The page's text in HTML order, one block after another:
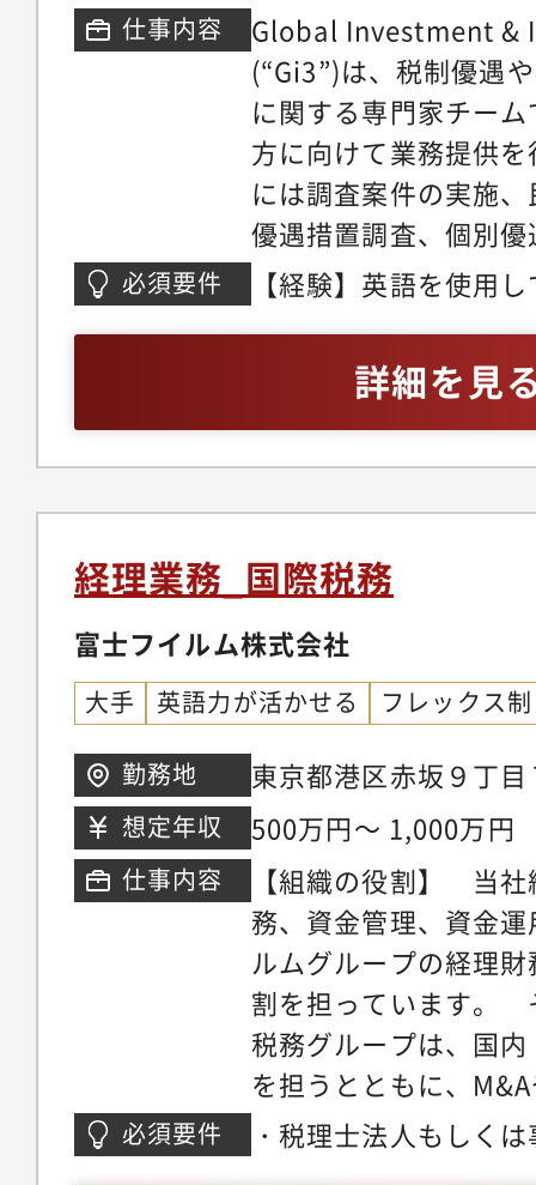
様々なサイズの案件
す。・今後拡大して
チームです。そのた
成長の初期段階から
とが可能です。・弁
と連携して仕事を進
務以外の分野の知見
研鑽につながります
されており、社内基
参加することが可能
やビジネスに関する
連携を円滑にするこ
自由度が比較的高く
り）。税理士試験休
ます。・在宅勤務が
生活のバランスを取
ステップのキャリア
部署名：ファミリー
仕事内容
Global Investment
(“Gi3”)は、税制優遇
に関する専門家チー
方に向けて業務提供
には調査案件の実施
優遇措置調査、個別
ト、制度改正要望サ
トラルの実現）・デ
メーション・経済安
の解決のために政府
す。Gi3は業務の実施
府に、政府の声を民
しています。施策の
は、社会課題・優遇
見を掛け算すること
トの他ビジネス、ま
と連携しながら、日
の解決に貢献します
制に関するアドバイ
控除・助成金などの
援・クライアントの
の策定・国際税務プ
経営に課題を抱えて
制の適応などをクラ
る、社会にインパク
です。【この職種の
的な目標に向けた舵
必須要件
【経験】英語を使用
5年程度お持ちの方
務・税務コンサルテ
語を使っての業務に
積極的に英語を活用
詳細を見
経理業務_国際税務
富士フイルム株式会社
大手 英語力が活かせる フレックス制
勤務地 東京都港区赤坂９丁目
想定年収 500万円～ 1,000万円
仕事内容
【組織の役割】 当
務、資金管理、資金
ルムグループの経理
割を担っています。
税務グループは、国
を担うとともに、
戦略・事業戦略を税
必須要件
・税理士法人もしく